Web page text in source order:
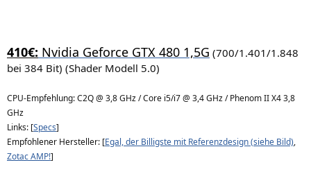
410€: Nvidia Geforce GTX 480 1,5G (700/1.401/1.848
bei 384 Bit) (Shader Modell 5.0)
CPU-Empfehlung: C2Q @ 3,8 GHz / Core i5/i7 @ 3,4 GHz / Phenom II X4 3,8
GHz
Links: [Specs]
Empfohlener Hersteller: [Egal, der Billigste mit Referenzdesign (siehe Bild),
Zotac AMP!]